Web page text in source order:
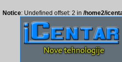
Notice: Undefined offset: 2 in /home2/